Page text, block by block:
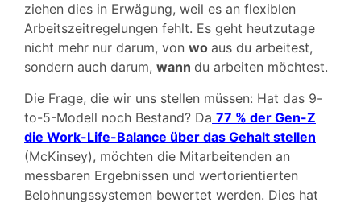
ziehen dies in Erwägung, weil es an flexiblen
Arbeitszeitregelungen fehlt. Es geht heutzutage
nicht mehr nur darum, von wo aus du arbeitest,
sondern auch darum, wann du arbeiten möchtest.
Die Frage, die wir uns stellen müssen: Hat das 9-
to-5-Modell noch Bestand? Da 77 % der Gen-Z
die Work-Life-Balance über das Gehalt stellen
(McKinsey), möchten die Mitarbeitenden an
messbaren Ergebnissen und wertorientierten
Belohnungssystemen bewertet werden. Dies hat